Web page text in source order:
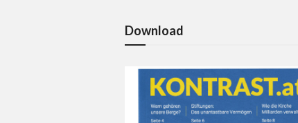
Download